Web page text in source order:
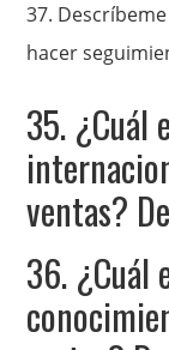
37.
hacer
35. ¿Cuál
ventas?
36. ¿Cuál